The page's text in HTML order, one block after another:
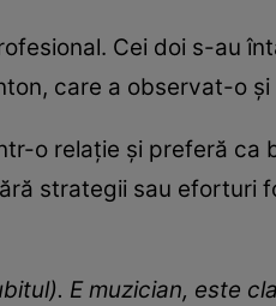
Cei doi s-au
care a observat-o
o relație și preferă ca
strategii sau
E muzician, este